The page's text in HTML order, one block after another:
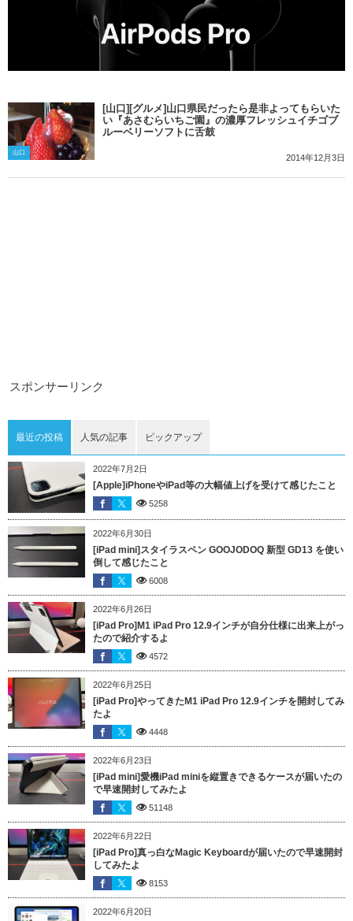
山口
[山口][グルメ]山口県民だったら是非よってもらいた
い『あさむらいちご園』の濃厚フレッシュイチゴブ
ルーベリーソフトに舌鼓
2014年12月3日
スポンサーリンク
最近の投稿 人気の記事 ピックアップ
2022年7月2日
[Apple]iPhoneやiPad等の大幅値上げを受けて感じたこと
5258
2022年6月30日
[iPad mini]スタイラスペン GOOJODOQ 新型 GD13 を使い
倒して感じたこと
6008
2022年6月26日
[iPad Pro]M1 iPad Pro 12.9インチが自分仕様に出来上がっ
たので紹介するよ
4572
2022年6月25日
[iPad Pro]やってきたM1 iPad Pro 12.9インチを開封してみ
たよ
4448
2022年6月23日
[iPad mini]愛機iPad miniを縦置きできるケースが届いたの
で早速開封してみたよ
51148
2022年6月22日
[iPad Pro]真っ白なMagic Keyboardが届いたので早速開封
してみたよ
8153
2022年6月20日